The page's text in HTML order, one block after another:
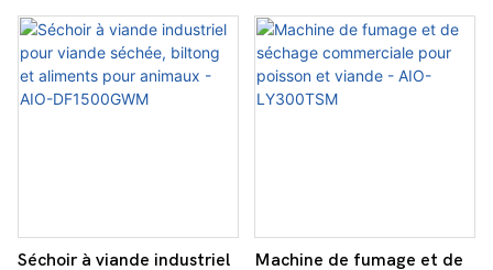
Séchoir à viande industriel
Machine de fumage et de